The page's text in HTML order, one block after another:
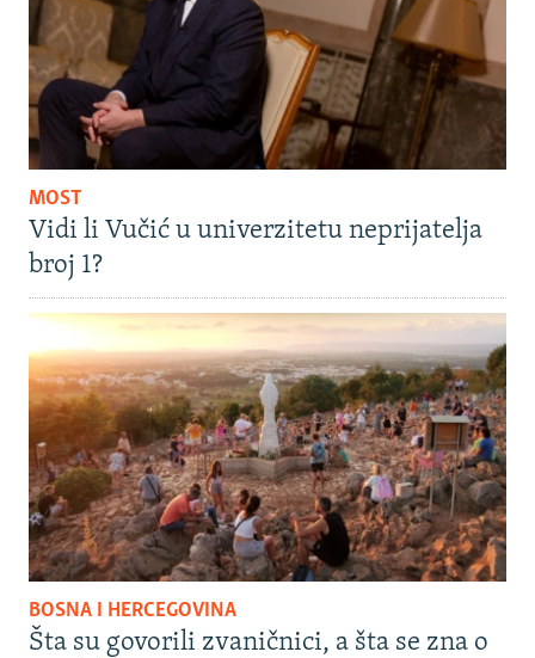
MOST
Vidi li Vučić u univerzitetu neprijatelja
broj 1?
BOSNA I HERCEGOVINA
Šta su govorili zvaničnici, a šta se zna o